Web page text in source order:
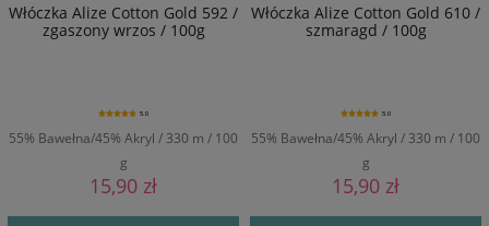
Włóczka Alize Cotton Gold 592 /
zgaszony wrzos / 100g
55% Bawełna/45% Akryl / 330 m / 100
g
5.0
15,90 zł
Włóczka Alize Cotton Gold 610 /
szmaragd / 100g
55% Bawełna/45% Akryl / 330 m / 100
g
5.0
15,90 zł